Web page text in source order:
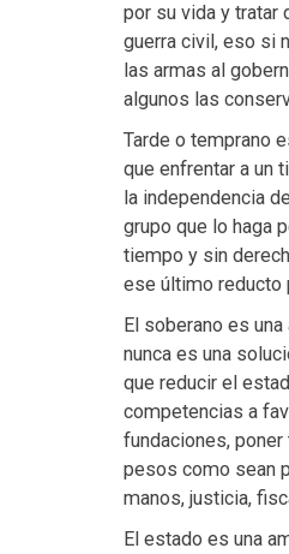
por su vida y tratar
guerra civil, eso si
las armas al
algunos las
Tarde o temprano
que enfrentar a un
la independencia
grupo que lo haga
tiempo y sin
ese último reducto
El soberano es una
nunca es una
que reducir el
competencias a
fundaciones,
pesos como sean
manos, justicia,
El estado es una